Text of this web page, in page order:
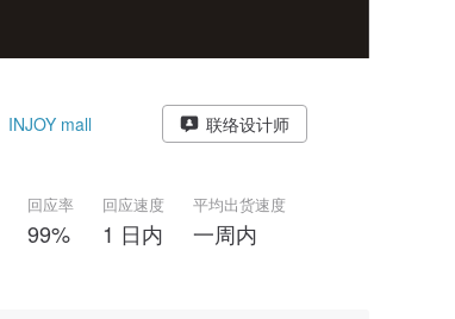
INJOY mall 联络设计师
回应率
99%
回应速度
1 日内
平均出货速度
一周内